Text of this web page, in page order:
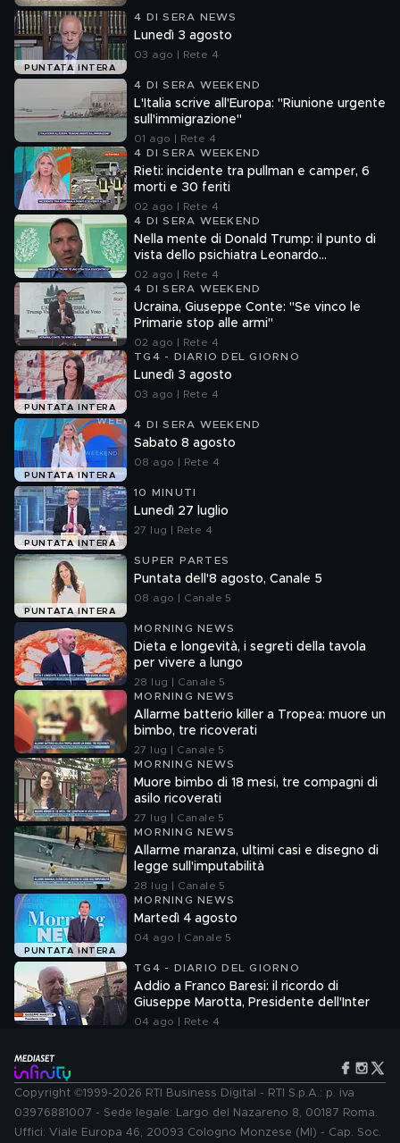
PUNTATA INTERA
4 DI SERA NEWS
Lunedì 3 agosto
03 ago | Rete 4
4 DI SERA WEEKEND
L'Italia scrive all'Europa: "Riunione urgente
sull'immigrazione"
01 ago | Rete 4
4 DI SERA WEEKEND
Rieti: incidente tra pullman e camper, 6
morti e 30 feriti
02 ago | Rete 4
4 DI SERA WEEKEND
Nella mente di Donald Trump: il punto di
vista dello psichiatra Leonardo
Mendolicchio
02 ago | Rete 4
4 DI SERA WEEKEND
Ucraina, Giuseppe Conte: "Se vinco le
Primarie stop alle armi"
02 ago | Rete 4
PUNTATA INTERA
TG4 - DIARIO DEL GIORNO
Lunedì 3 agosto
03 ago | Rete 4
PUNTATA INTERA
4 DI SERA WEEKEND
Sabato 8 agosto
08 ago | Rete 4
PUNTATA INTERA
10 MINUTI
Lunedì 27 luglio
27 lug | Rete 4
PUNTATA INTERA
SUPER PARTES
Puntata dell'8 agosto, Canale 5
08 ago | Canale 5
MORNING NEWS
Dieta e longevità, i segreti della tavola
per vivere a lungo
28 lug | Canale 5
MORNING NEWS
Allarme batterio killer a Tropea: muore un
bimbo, tre ricoverati
27 lug | Canale 5
MORNING NEWS
Muore bimbo di 18 mesi, tre compagni di
asilo ricoverati
27 lug | Canale 5
MORNING NEWS
Allarme maranza, ultimi casi e disegno di
legge sull'imputabilità
28 lug | Canale 5
PUNTATA INTERA
MORNING NEWS
Martedì 4 agosto
04 ago | Canale 5
TG4 - DIARIO DEL GIORNO
Addio a Franco Baresi: il ricordo di
Giuseppe Marotta, Presidente dell'Inter
04 ago | Rete 4
Copyright ©1999-2026 RTI Business Digital - RTI S.p.A.: p. iva
03976881007 - Sede legale: Largo del Nazareno 8, 00187 Roma.
Uffici: Viale Europa 46, 20093 Cologno Monzese (MI) - Cap. Soc.